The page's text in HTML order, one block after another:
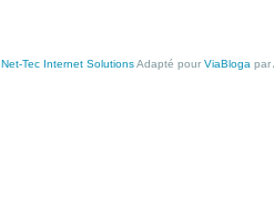
Net-Tec Internet SolutionsAdapté pour ViaBloga par